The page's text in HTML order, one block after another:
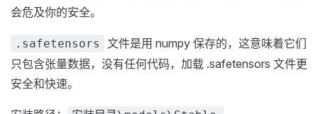
会危及你的安全。
.safetensors
文件是用 numpy 保存的，这意味着它们
只包含张量数据，没有任何代码，加载 .safetensors 文件更
安全和快速。